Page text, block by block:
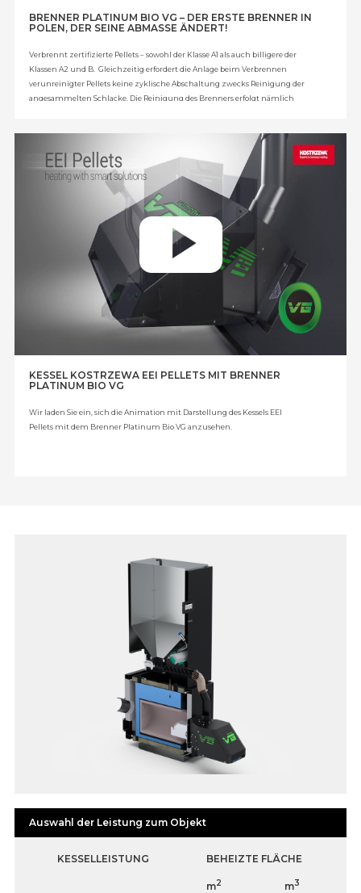
BRENNER PLATINUM BIO VG – DER ERSTE BRENNER IN
POLEN, DER SEINE ABMASSE ÄNDERT!
Verbrennt zertifizierte Pellets – sowohl der Klasse A1 als auch billigere der
Klassen A2 und B. Gleichzeitig erfordert die Anlage beim Verbrennen
verunreinigter Pellets keine zyklische Abschaltung zwecks Reinigung der
angesammelten Schlacke. Die Reinigung des Brenners erfolgt nämlich
KESSEL KOSTRZEWA EEI PELLETS MIT BRENNER
PLATINUM BIO VG
Wir laden Sie ein, sich die Animation mit Darstellung des Kessels EEI
Pellets mit dem Brenner Platinum Bio VG anzusehen.
Auswahl der Leistung zum Objekt
KESSELLEISTUNG BEHEIZTE FLÄCHE
m2 m3